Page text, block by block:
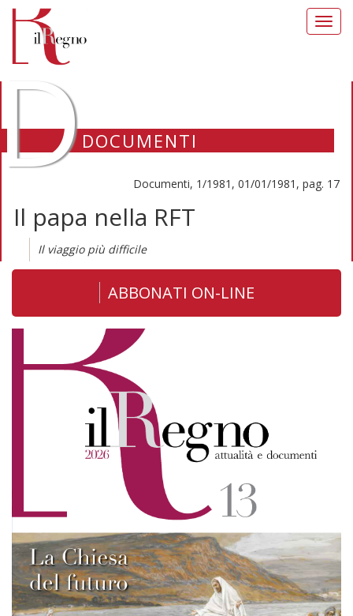
DOCUMENTI
Documenti, 1/1981, 01/01/1981, pag. 17
Il papa nella RFT
Il viaggio più difficile
ABBONATI ON-LINE